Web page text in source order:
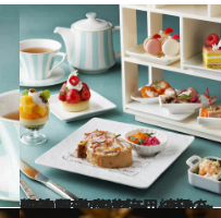
2024.12.31
伝統を守り進化し続ける。開業から節目の年を迎えた 人気ホテル3軒のNEWアフタヌーンティーに注目！
旅＆お出かけ